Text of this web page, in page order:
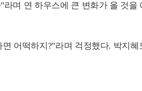
며 연 하우스에 큰 변화가 올 것
어떡하지?”라며 걱정했다. 박지